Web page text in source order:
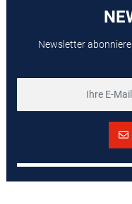
Newsletter